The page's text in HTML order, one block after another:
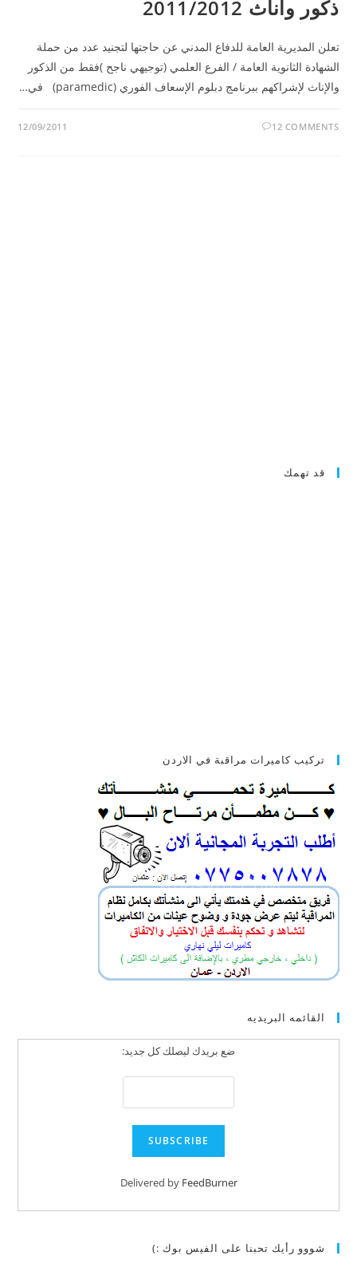
ذكور واناث 2011/2012
تعلن المديرية العامة للدفاع المدني عن حاجتها لتجنيد عدد من حملة
الشهادة الثانوية العامة / الفرع العلمي (توجيهي ناجح )فقط من الذكور
والإناث لإشراكهم ببرنامج دبلوم الإسعاف الفوري (paramedic) في…
12 COMMENTS
12/09/2011
قد تهمك
تركيب كاميرات مراقبة في الاردن
القائمه البريديه
ضع بريدك ليصلك كل جديد:
Delivered by FeedBurner
شووو رأيك تحبنا على الفيس بوك :)